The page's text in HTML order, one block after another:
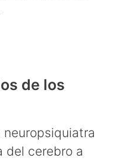
de los
neuropsiquiatra
del cerebro a